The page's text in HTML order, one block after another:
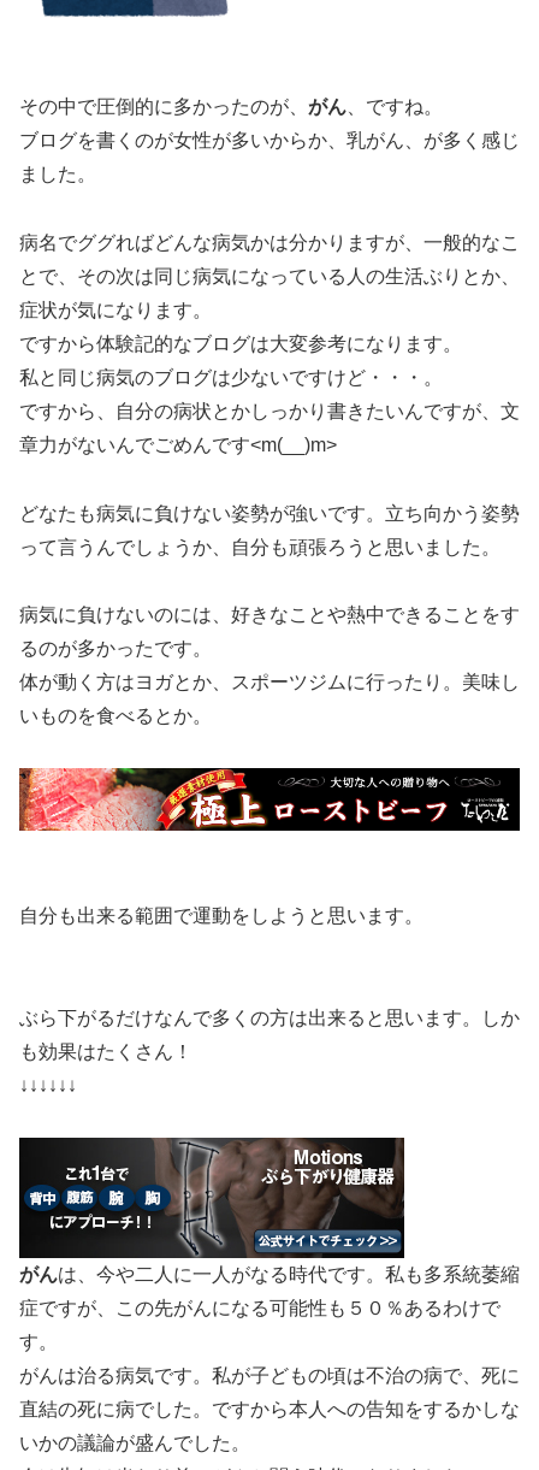
その中で圧倒的に多かったのが、 がん 、ですね。
ブログを書くのが女性が多いからか、乳がん、が多く感じ
ました。
病名でググればどんな病気かは分かりますが、一般的なこ
とで、その次は同じ病気になっている人の生活ぶりとか、
症状が気になります。
ですから体験記的なブログは大変参考になります。
私と同じ病気のブログは少ないですけど・・・。
ですから、自分の病状とかしっかり書きたいんですが、文
章力がないんでごめんです<m(__)m>
どなたも病気に負けない姿勢が強いです。立ち向かう姿勢
って言うんでしょうか、自分も頑張ろうと思いました。
病気に負けないのには、好きなことや熱中できることをす
るのが多かったです。
体が動く方はヨガとか、スポーツジムに行ったり。美味し
いものを食べるとか。
自分も出来る範囲で運動をしようと思います。
ぶら下がるだけなんで多くの方は出来ると思います。しか
も効果はたくさん！
↓↓↓↓↓↓
がんは、今や二人に一人がなる時代です。私も多系統萎縮
症ですが、この先がんになる可能性も５０％あるわけで
す。
がんは治る病気です。私が子どもの頃は不治の病で、死に
直結の死に病でした。ですから本人への告知をするかしな
いかの議論が盛んでした。